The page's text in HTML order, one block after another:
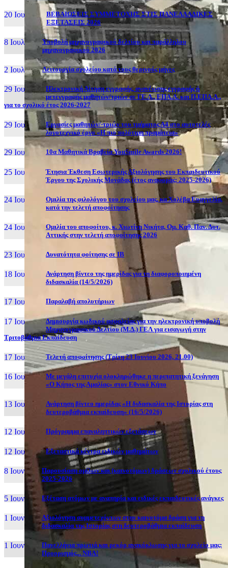
20 Ιουλ, 26
ΒΕΒΑΙΩΣΕΙΣ ΣΥΜΜΕΤΟΧΗΣ ΣΤΙΣ ΠΑΝΕΛΛΑΔΙΚΕΣ
ΕΞΕΤΑΣΕΙΣ 2026
8 Ιουλ, 26
Υποβολή μηχανογραφικού δελτίου και παράλληλου
μηχανογραφικού 2026
2 Ιουλ, 26 Λειτουργία σχολείου κατά τους θερινούς μήνες
29 Ιουν, 26
Ηλεκτρονική Αίτηση εγγραφής, ανανέωσης εγγραφής ή
μετεγγραφής μαθητών/τριών σε ΓΕ.Λ., ΕΠΑ.Λ. και Π.ΕΠΑ.Λ.,
για το σχολικό έτος 2026-2027
29 Ιουν, 26
Εργασίες μαθητών/-τριών του τμήματος Α4 στο αυτοτελές
λογοτεχνικό έργο «Η πιο πολύτιμη πραμάτεια»
29 Ιουν, 26 10α Μαθητικά Βραβεία YouSmile Awards 2026!
25 Ιουν, 26
Έτησια Έκθεση Εσωτερικής Αξιολόγησης του Εκπαιδευτικού
Έργου της Σχολικής Μονάδας (έτος αναφοράς: 2025-2026)
24 Ιουν, 26
Ομιλία της φιλολόγου του σχολείου μας, κα Χολέβα Ευαγγελία,
κατά την τελετή αποφοίτησης
24 Ιουν, 26
Ομιλία του αποφοίτου, κ. Χιωτίνη Νικήτα, Ομ. Καθ. Παν. Δυτ.
Αττικής στην τελετή αποφοίτησης 2026
23 Ιουν, 26 Δυνατότητα φοίτησης σε ΙΒ
18 Ιουν, 26
Ανάρτηση βίντεο της ημερίδας για τη διαφοροποιημένη
διδασκαλία (14/5/2026)
17 Ιουν, 26 Παραλαβή απολυτήριων
17 Ιουν, 26
Δημιουργία κωδικού ασφαλείας για την ηλεκτρονική υποβολή
Μηχανογραφικού Δελτίου (Μ.Δ.) ΓΕΛ για εισαγωγή στην
Τριτοβάθμια Εκπαίδευση
17 Ιουν, 26 Τελετή αποφοίτησης (Τρίτη 23 Ιουνίου 2026, 21.00)
16 Ιουν, 26
Με μεγάλη επιτυχία ολοκληρώθηκε η περιπατητική ξενάγηση
«Ο Κήπος της Αμαλίας» στον Εθνικό Κήπο
13 Ιουν, 26
Ανάρτηση βίντεο ημερίδας «Η διδασκαλία της Ιστορίας στη
δευτεροβάθμια εκπαίδευση» (16/5/2026)
12 Ιουν, 26 Πρόγραμμα επαναληπτικών εξετάσεων
12 Ιουν, 26 Εξεταστικά κέντρα ειδικών μαθημάτων
8 Ιουν, 26
Παρουσίαση ομίλων και (καινοτόμων) δράσεων σχολικού έτους
2025-2026
5 Ιουν, 26 Εξέταση ατόμων με αναπηρία και ειδικές εκπαιδευτικές ανάγκες
1 Ιουν, 26
Αξιολόγηση συμμετεχόντων στην καινοτόμα δράση για τη
διδασκαλία της Ιστορίας στη δευτεροβάθμια εκπαίδευση
1 Ιουν, 26
Πανελλήνια πρωτιά και ρεκόρ ανακύκλωσης για το σχολείο μας:
Προορισμός... NBA!